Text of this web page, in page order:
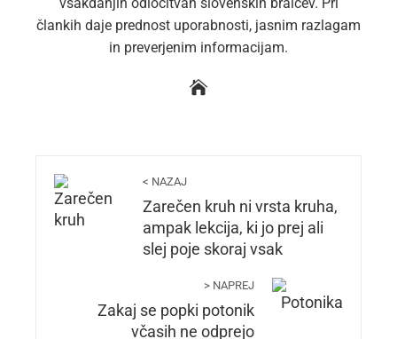
člankih daje prednost uporabnosti, jasnim razlagam
in preverjenim informacijam.
< NAZAJ
Zarečen kruh ni vrsta kruha,
ampak lekcija, ki jo prej ali
slej poje skoraj vsak
> NAPREJ
Zakaj se popki potonik
včasih ne odprejo